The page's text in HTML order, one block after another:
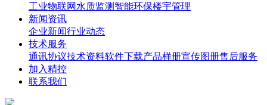
工业物联网 水质监测 智能环保楼宇管理
新闻资讯
企业新闻行业动态
技术服务
通讯协议技术资料软件下载产品样册宣传图册售后服务
加入精控
联系我们